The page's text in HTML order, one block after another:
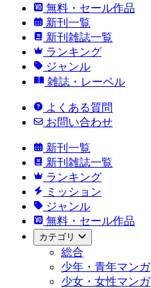
無料・セール作品
新刊一覧
新刊雑誌一覧
ランキング
ジャンル
雑誌・レーベル
よくある質問
お問い合わせ
新刊一覧
新刊雑誌一覧
ランキング
ミッション
ジャンル
無料・セール作品
カテゴリ
総合
少年・青年マンガ
少女・女性マンガ